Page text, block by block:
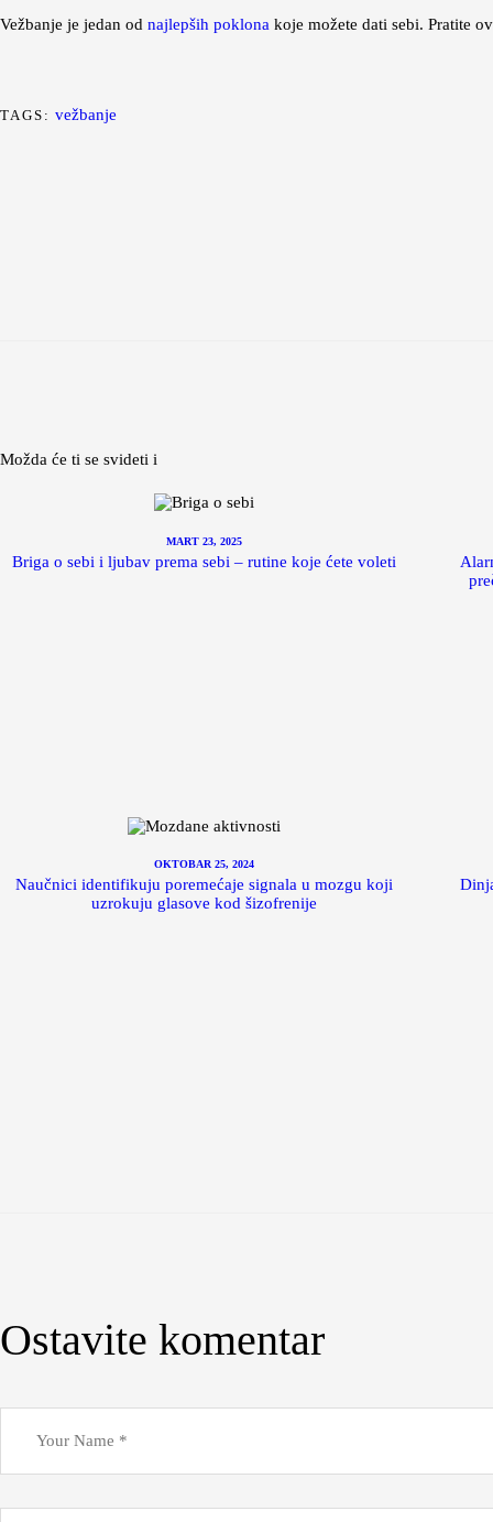
Vežbanje je jedan od najlepših poklona koje možete dati sebi. Pratite
TAGS: vežbanje
Možda će ti se svideti i
MART 23, 2025
Briga o sebi i ljubav prema sebi – rutine koje ćete voleti
OKTOBAR 25, 2024
Naučnici identifikuju poremećaje signala u mozgu koji
uzrokuju glasove kod šizofrenije
Ostavite komentar